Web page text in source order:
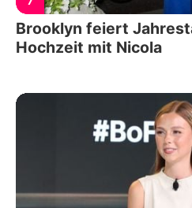
Brooklyn feiert
Hochzeit mit Nicola